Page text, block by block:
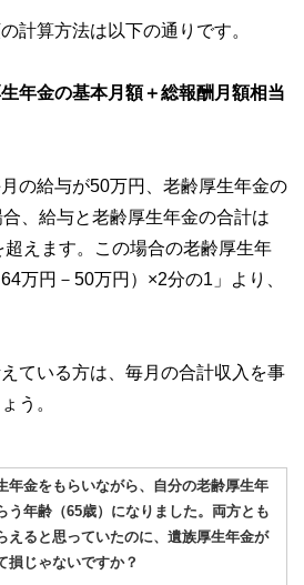
計算方法は以下の通りです。
年金の基本月額＋総報酬月額相当
の給与が50万円、老齢厚生年金の
、給与と老齢厚生年金の合計は
えます。この場合の老齢厚生年
万円－50万円）×2分の1」より、
ている方は、毎月の合計収入を事
う。
年金をもらいながら、自分の老齢厚生年
う年齢（65歳）になりました。両方とも
えると思っていたのに、遺族厚生年金が
損じゃないですか？